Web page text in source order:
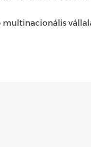
multinacionális